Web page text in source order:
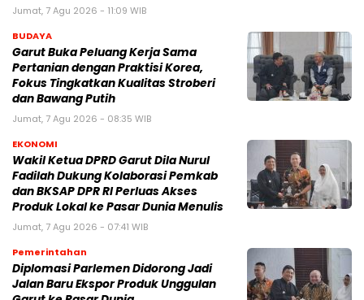
Jumat, 7 Agu 2026 - 11:09 WIB
BUDAYA
Garut Buka Peluang Kerja Sama
Pertanian dengan Praktisi Korea,
Fokus Tingkatkan Kualitas Stroberi
dan Bawang Putih
Jumat, 7 Agu 2026 - 08:35 WIB
EKONOMI
Wakil Ketua DPRD Garut Dila Nurul
Fadilah Dukung Kolaborasi Pemkab
dan BKSAP DPR RI Perluas Akses
Produk Lokal ke Pasar Dunia Menulis
Jumat, 7 Agu 2026 - 07:41 WIB
Pemerintahan
Diplomasi Parlemen Didorong Jadi
Jalan Baru Ekspor Produk Unggulan